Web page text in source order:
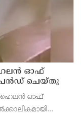
ഹെലൻ ഓഫ്
ചെയ്തു
ഹെലൻ ഓഫ്